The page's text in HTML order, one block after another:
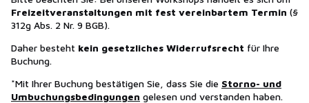
Freizeitveranstaltungen mit fest vereinbartem Termin (§
312g Abs. 2 Nr. 9 BGB).
Daher besteht kein gesetzliches Widerrufsrecht für Ihre
Buchung.
*Mit Ihrer Buchung bestätigen Sie, dass Sie die Storno- und
Umbuchungsbedingungen gelesen und verstanden haben.